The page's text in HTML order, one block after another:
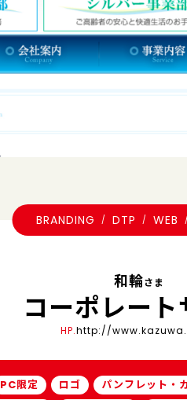
BRANDING DTP WEB
和輪さま
コーポレート
HP.http://
PC限定 ロゴ パンフレット・